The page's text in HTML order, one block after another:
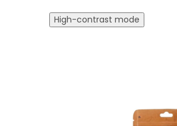
High-contrast mode